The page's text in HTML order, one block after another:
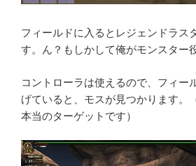
フィールドに入るとレジェンドラス
す。ん？もしかして俺がモンスター
コントローラは使えるので、フィー
げていると、モスが見つかります。
本当のターゲットです）